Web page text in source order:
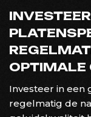
OPTIMALE
Investeer in een
regelmatig de